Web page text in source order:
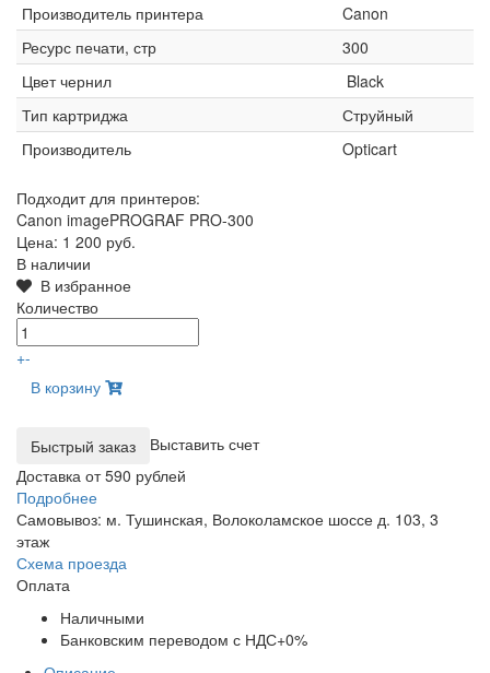
Производитель принтера
Canon
Ресурс печати, стр
300
Цвет чернил
Black
Тип картриджа
Струйный
Производитель
Opticart
Подходит для принтеров:
Canon imagePROGRAF PRO-300
Цена: 1 200 руб.
В наличии
В избранное
Количество
+-
В корзину
Выставить счет
Доставка от 590 рублей
Подробнее
Самовывоз: м. Тушинская, Волоколамское шоссе д. 103, 3
этаж
Схема проезда
Оплата
Наличными
Банковским переводом с НДС+0%